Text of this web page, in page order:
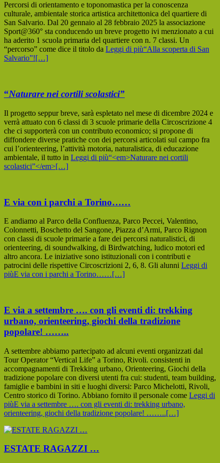
Percorsi di orientamento e toponomastica per la conoscenza
culturale, ambientale storica artistica architettonica del quartiere di
San Salvario. Dal 20 gennaio al 28 febbraio 2025 la associazione
Sport@360° sta conducendo un breve progetto ivi menzionato a cui
ha aderito 1 scuola primaria del quartiere con n. 7 classi. Un
“percorso” come dice il titolo da Leggi di più“Alla scoperta di San
Salvario”![…]
“Naturare nei cortili scolastici”
Il progetto seppur breve, sarà espletato nel mese di dicembre 2024 e
verrà attuato con 6 classi di 3 scuole primarie della Circoscrizione 4
che ci supporterà con un contributo economico; si propone di
diffondere diverse pratiche con dei percorsi articolati sul campo fra
cui l’orienteering, l’attività motoria, naturalistica, di educazione
ambientale, il tutto in Leggi di più“<em>Naturare nei cortili
scolastici”</em>[…]
E via con i parchi a Torino……
E andiamo al Parco della Confluenza, Parco Peccei, Valentino,
Colonnetti, Boschetto del Sangone, Piazza d’Armi, Parco Rignon
con classi di scuole primarie a fare dei percorsi naturalistici, di
orienteering, di soundwalking, di Birdwatching, ludico motori ed
altro ancora. Le iniziative sono istituzionali con i contributi e
patrocini delle rispettive Circoscrizioni 2, 6, 8. Gli alunni Leggi di
piùE via con i parchi a Torino……[…]
E via a settembre …. con gli eventi di: trekking
urbano, orienteering, giochi della tradizione
popolare! ……..
A settembre abbiamo partecipato ad alcuni eventi organizzati dal
Tour Operator “Vertical Life” a Torino, Rivoli. consistenti in
accompagnamenti di Trekking urbano, Orienteering, Giochi della
tradizione popolare con diversi utenti fra cui: studenti, team building,
famiglie e bambini in siti e luoghi diversi: Parco Michelotti, Rivoli,
Centro storico di Torino. Abbiano fornito il personale come Leggi di
piùE via a settembre …. con gli eventi di: trekking urbano,
orienteering, giochi della tradizione popolare! ……..[…]
ESTATE RAGAZZI …